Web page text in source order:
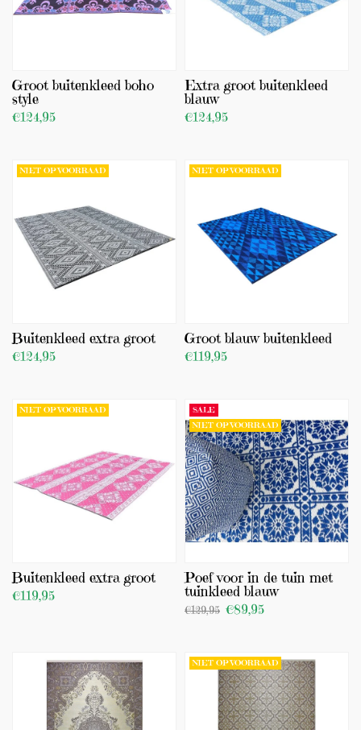
Groot buitenkleed boho
style
€124,95
Extra groot buitenkleed
blauw
€124,95
NIET OP VOORRAAD
Buitenkleed extra groot
€124,95
NIET OP VOORRAAD
Groot blauw buitenkleed
€119,95
NIET OP VOORRAAD
Buitenkleed extra groot
€119,95
SALE
NIET OP VOORRAAD
Poef voor in de tuin met
tuinkleed blauw
€129,95 €89,95
NIET OP VOORRAAD